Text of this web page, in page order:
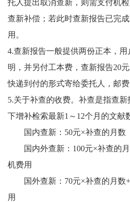
托人提出取消查新，则需支付机
查新补偿；若此时查新报告已完
用。
4.查新报告一般提供两份正本，
明，并另付工本费，查新报告20元
快递到付的形式寄给委托人，邮费
5.关于补查的收费。补查是指查
下增补检索最新1 ～ 12个月的文献
国内查新： 50元×补查的月数
国内外查新： 100元×补查的
机费用
国外查新： 70元×补查的月数
用